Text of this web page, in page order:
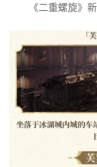
《二重螺旋》